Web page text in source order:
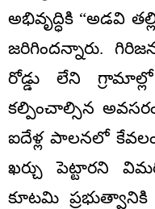
అభివృద్ధికి “అడవి
జరిగిందన్నారు.
రోడ్డు లేని
కల్పించాల్సిన
ఐదేళ్ల పాలనలో కేవలం
ఖర్చు పెట్టారని
కూటమి